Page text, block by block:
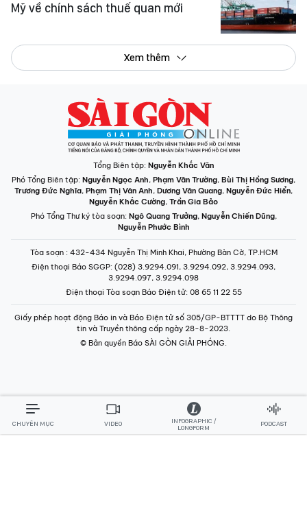
Mỹ về chính sách thuế quan mới
Xem thêm
Tổng Biên tập: Nguyễn Khắc Văn
Phó Tổng Biên tập: Nguyễn Ngọc Anh, Phạm Văn Trường, Bùi Thị Hồng Sương,
Trương Đức Nghĩa, Phạm Thị Vân Anh, Dương Văn Quang, Nguyễn Đức Hiển,
Nguyễn Khắc Cường, Trần Gia Bảo
Phó Tổng Thư ký tòa soạn: Ngô Quang Trưởng, Nguyễn Chiến Dũng,
Nguyễn Phước Bình
Tòa soạn : 432-434 Nguyễn Thị Minh Khai, Phường Bàn Cờ, TP.HCM
Điện thoại Báo SGGP: (028) 3.9294.091, 3.9294.092, 3.9294.093,
3.9294.097, 3.9294.098
Điện thoại Tòa soạn Báo Điện tử: 08 65 11 22 55
Giấy phép hoạt động Báo in và Báo Điện tử số 305/GP-BTTTT do Bộ Thông
tin và Truyền thông cấp ngày 28-8-2023.
© Bản quyền Báo SÀI GÒN GIẢI PHÓNG.
CHUYÊN MỤC VIDEO
INFOGRAPHIC /
LONGFORM
PODCAST